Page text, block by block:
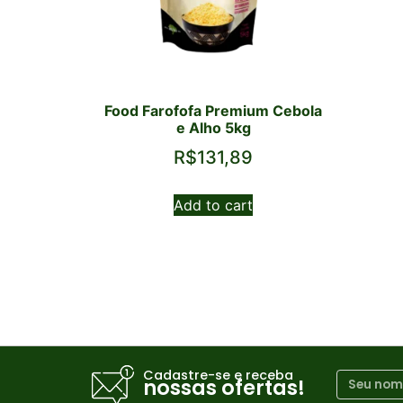
Food Farofofa Premium Cebola
e Alho 5kg
R$131,89
Add to cart
Cadastre-se e receba
nossas ofertas!